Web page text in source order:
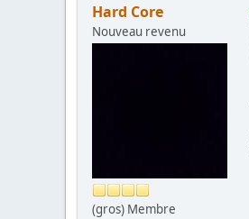
Hard Core
Nouveau revenu
(gros) Membre